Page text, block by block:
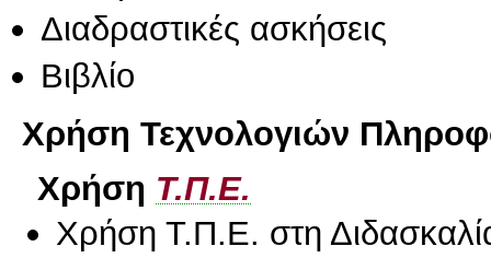
Διαδραστικές ασκήσεις
Βιβλίο
Χρήση Τεχνολογιών
Χρήση Τ.Π.Ε.
Χρήση Τ.Π.Ε. στη